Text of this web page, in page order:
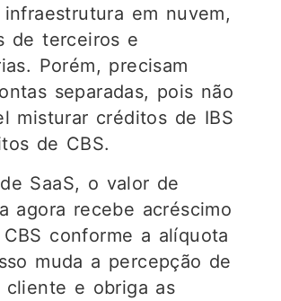
infraestrutura em nuvem,
de terceiros e
Porém, precisam
separadas, pois não
misturar créditos de IBS
de CBS.
SaaS, o valor de
agora recebe acréscimo
conforme a alíquota
muda a percepção de
cliente e obriga as